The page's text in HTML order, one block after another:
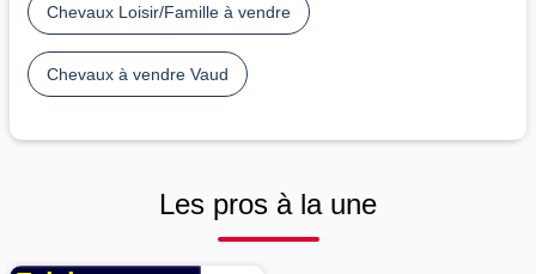
Chevaux Loisir/Famille à vendre
Chevaux à vendre Vaud
Les pros à la une